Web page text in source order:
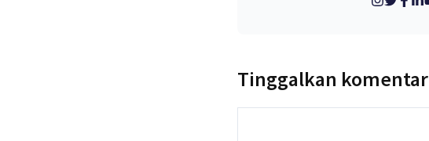
Tinggalkan komentar